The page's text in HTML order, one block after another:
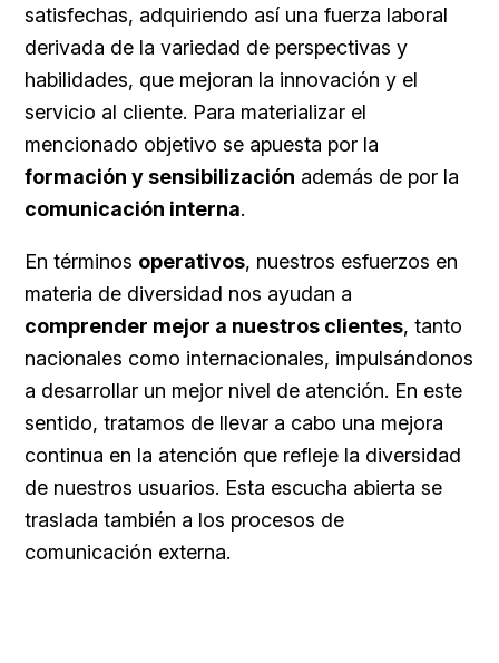
satisfechas, adquiriendo así una fuerza laboral
derivada de la variedad de perspectivas y
habilidades, que mejoran la innovación y el
servicio al cliente. Para materializar el
mencionado objetivo se apuesta por la
formación y sensibilización además de por la
comunicación interna.
En términos operativos, nuestros esfuerzos en
materia de diversidad nos ayudan a
comprender mejor a nuestros clientes, tanto
nacionales como internacionales, impulsándonos
a desarrollar un mejor nivel de atención. En este
sentido, tratamos de llevar a cabo una mejora
continua en la atención que refleje la diversidad
de nuestros usuarios. Esta escucha abierta se
traslada también a los procesos de
comunicación externa.